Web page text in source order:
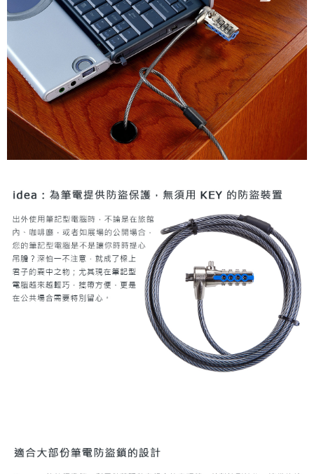
7-11取貨(快速到店)
每筆NT$100，滿NT$1,000(含以上)免運費
宅配
每筆NT$80，滿NT$490(含以上)免運費
離島郵局
每筆NT$100，滿NT$1,500(含以上)免運費
貨到付款
每筆NT$80，滿NT$1,000(含以上)免運費